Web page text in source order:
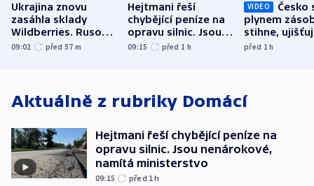
Ukrajina znovu
zasáhla sklady
Wildberries. Rusové
útočili v Charkovské
09:02 před 57 m
Hejtmani řeší
chybějící peníze na
opravu silnic. Jsou
nenárokové, namítá
09:15 před 1 h
VIDEO
Česko
plynem
stihne,
expert.
před 1h
Aktuálně z rubriky Domácí
Hejtmani řeší chybějící peníze na
opravu silnic. Jsou nenárokové,
namítá ministerstvo
09:15 před 1h